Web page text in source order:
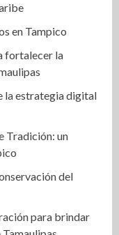
en Tampico
fortalecer la
la estrategia digital
Tradición: un
del
para brindar